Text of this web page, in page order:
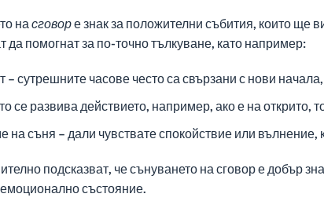
на сговоре знак за положителни събития, които ще
да помогнат за по-точно тълкуване, като например:
– сутрешните часове често са свързани с нови
се развива действието, например, ако е на открито,
на съня – дали чувствате спокойствие или
подсказват, че сънуването на сговор е добър
състояние.